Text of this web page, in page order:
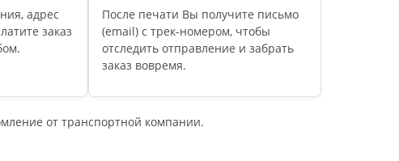
адрес
заказ
После печати Вы получите письмо
(email) c трек-номером, чтобы
отследить отправление и забрать
заказ вовремя.
от транспортной компании.